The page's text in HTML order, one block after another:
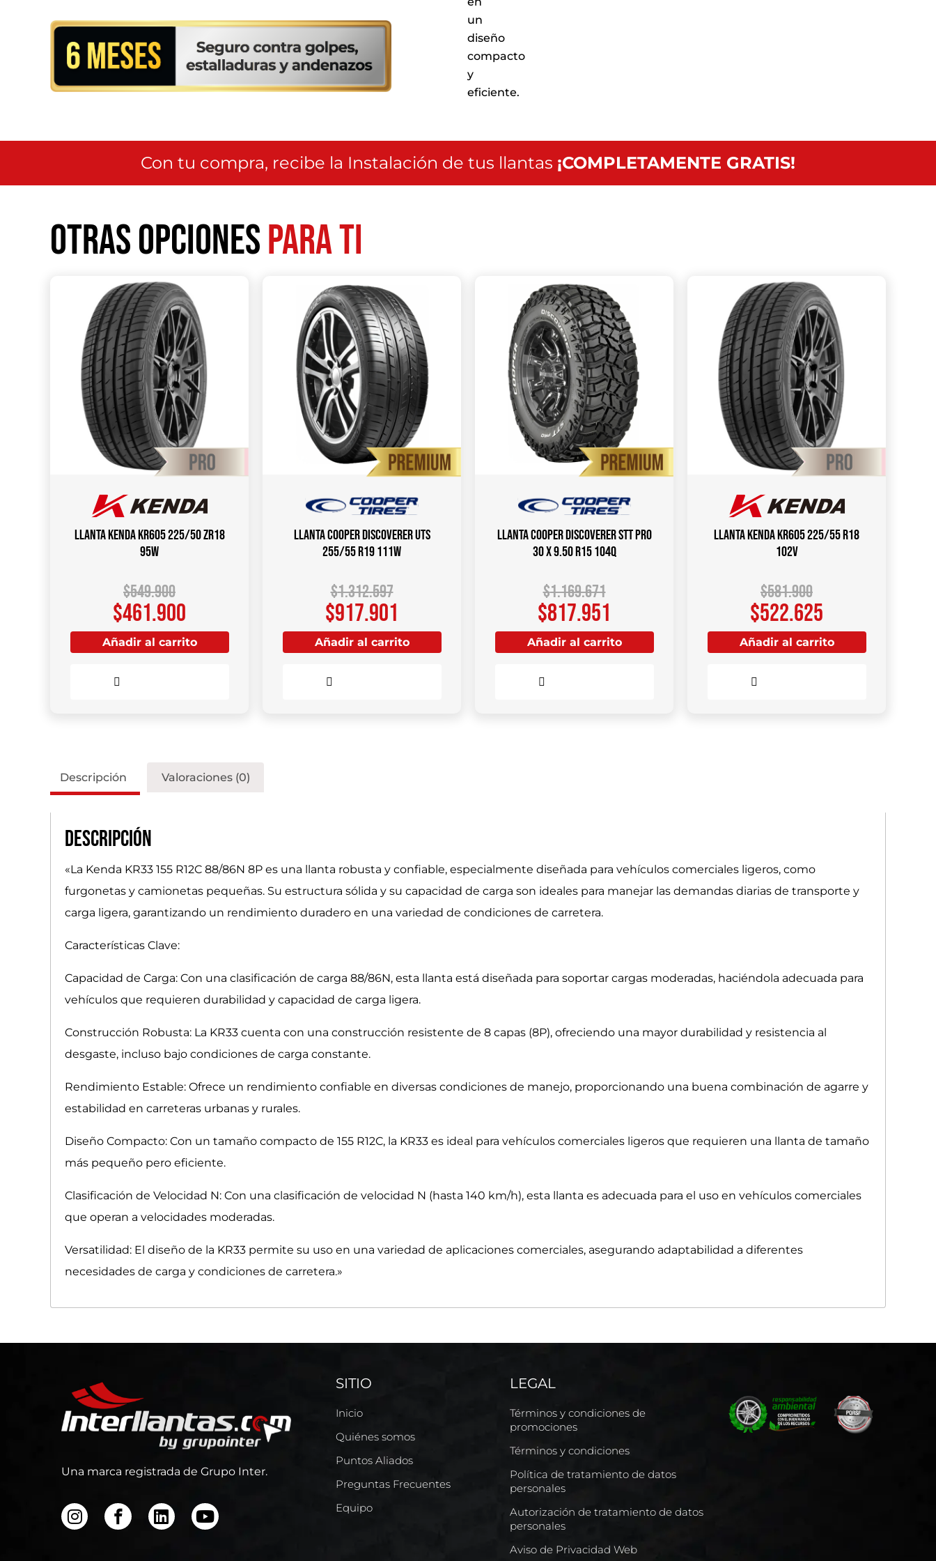
a
nivel
nacional
un
diseño
compacto
y
eficiente.
Con tu compra, recibe la Instalación de tus llantas ¡COMPLETAMENTE GRATIS!
Otras opcionespara ti
Llanta KENDA KR605 225/50 ZR18
95W
$549.900
$461.900
Añadir al carrito
Llanta COOPER DISCOVERER UTS
255/55 R19 111W
$1.312.597
$917.901
Añadir al carrito
Llanta COOPER DISCOVERER STT PRO
30 X 9.50 R15 104Q
$1.169.671
$817.951
Añadir al carrito
Llanta KENDA KR605 225/55 R18
102V
$581.900
$522.625
Añadir al carrito
Descripción Valoraciones (0)
Descripción
«La Kenda KR33 155 R12C 88/86N 8P es una llanta robusta y confiable, especialmente diseñada para vehículos comerciales ligeros, como
furgonetas y camionetas pequeñas. Su estructura sólida y su capacidad de carga son ideales para manejar las demandas diarias de transporte y
carga ligera, garantizando un rendimiento duradero en una variedad de condiciones de carretera.
Características Clave:
Capacidad de Carga: Con una clasificación de carga 88/86N, esta llanta está diseñada para soportar cargas moderadas, haciéndola adecuada para
vehículos que requieren durabilidad y capacidad de carga ligera.
Construcción Robusta: La KR33 cuenta con una construcción resistente de 8 capas (8P), ofreciendo una mayor durabilidad y resistencia al
desgaste, incluso bajo condiciones de carga constante.
Rendimiento Estable: Ofrece un rendimiento confiable en diversas condiciones de manejo, proporcionando una buena combinación de agarre y
estabilidad en carreteras urbanas y rurales.
Diseño Compacto: Con un tamaño compacto de 155 R12C, la KR33 es ideal para vehículos comerciales ligeros que requieren una llanta de tamaño
más pequeño pero eficiente.
Clasificación de Velocidad N: Con una clasificación de velocidad N (hasta 140 km/h), esta llanta es adecuada para el uso en vehículos comerciales
que operan a velocidades moderadas.
Versatilidad: El diseño de la KR33 permite su uso en una variedad de aplicaciones comerciales, asegurando adaptabilidad a diferentes
necesidades de carga y condiciones de carretera.»
Una marca registrada de Grupo Inter.
SITIO
Inicio
Quiénes somos
Puntos Aliados
Preguntas Frecuentes
Equipo
LEGAL
Términos y condiciones de
promociones
Términos y condiciones
Política de tratamiento de datos
personales
Autorización de tratamiento de datos
personales
Aviso de Privacidad Web